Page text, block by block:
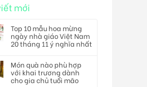
mới
Top 10 mẫu hoa mừng
ngày nhà giáo Việt Nam
20 tháng 11 ý nghĩa nhất
Món quà nào phù hợp
với khai trương dành
cho gia chủ tuổi mão